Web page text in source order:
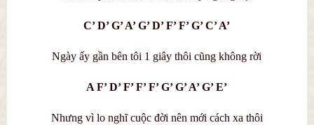
C’ D’ G’ A’ G’ D’ F’ F’ G’ C’ A’
Ngày ấy gần bên tôi 1 giây thôi cũng không rời
A F’ D’ F’ F’ F’ G’ G’ A’ G’ E’
Nhưng vì lo nghĩ cuộc đời nên mới cách xa thôi